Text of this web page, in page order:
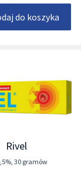
do koszyka
Rivel
, 30 gramów